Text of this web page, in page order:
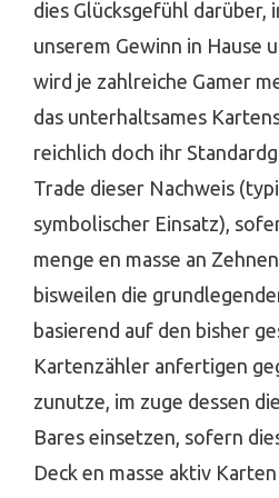
dies Glücksgefühl darüber,
unserem Gewinn in Hause
wird je zahlreiche Gamer
das unterhaltsames
reichlich doch ihr
Trade dieser Nachweis
symbolischer Einsatz),
menge en masse an
bisweilen die
basierend auf den bisher
Kartenzähler anfertigen
zunutze, im zuge dessen
Bares einsetzen, sofern
Deck en masse aktiv